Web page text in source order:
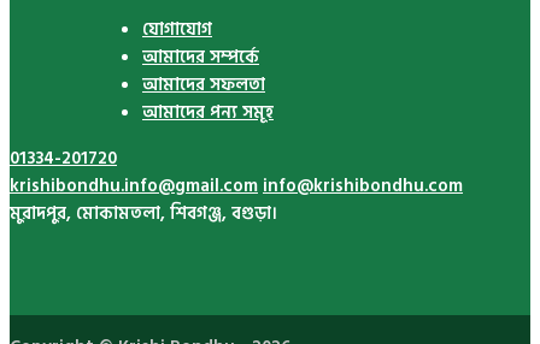
যোগাযোগ
আমাদের সম্পর্কে
আমাদের সফলতা
আমাদের পন্য সমূহ
01334-201720
krishibondhu.info@gmail.cominfo@krishibondhu.com
মুরাদপুর, মোকামতলা, শিবগঞ্জ, বগুড়া।